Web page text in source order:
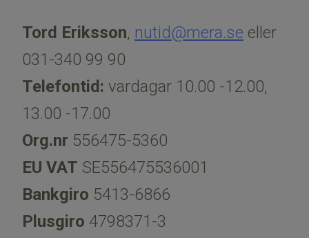
Tord Eriksson, nutid@mera.se eller
031-340 99 90​​​​​​​
Telefontid: vardagar 10.00 -12.00,
13.00 -17.00
Org.nr 556475-5360
EU VAT SE556475536001
Bankgiro 5413-6866
Plusgiro 4798371-3